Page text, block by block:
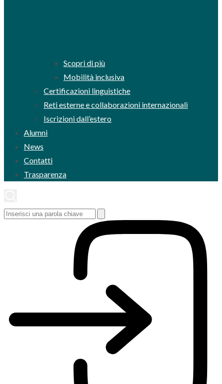
Scopri di più
Mobilità inclusiva
Certificazioni linguistiche
Reti esterne e collaborazioni internazionali
Iscrizioni dall’estero
Alumni
News
Contatti
Trasparenza